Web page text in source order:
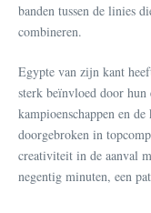
banden tussen de linies
combineren.
Egypte van zijn kant
sterk beïnvloed door
kampioenschappen en
doorgebroken in
creativiteit in de aanval
negentig minuten, een